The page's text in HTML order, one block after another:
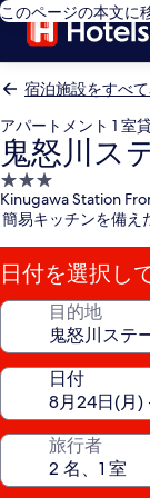
このページの本文に
宿泊施設をすべ
アパートメント 1 室
鬼怒川ス
3.0
つ
星
宿
泊
施
Kinugawa Station
簡易キッチンを備え
日付を選択し
目的地
日付
旅行者